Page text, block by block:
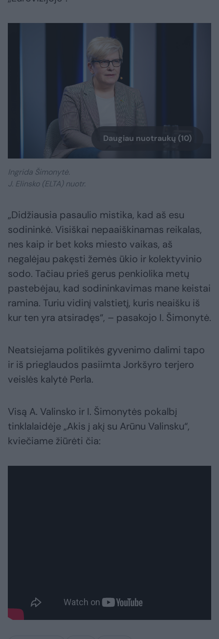
Daugiau nuotraukų (10)
Ingrida Šimonytė.
J. Elinsko (ELTA) nuotr.
„Didžiausia pasaulio mistika, kad aš esu
sodininkė. Visiškai nepaaiškinamas reikalas,
nes kaip ir bet koks miesto vaikas, aš
negalėjau pakęsti žemės ūkio ir kolektyvinio
sodo. Tačiau prieš gerus penkiolika metų
pastebėjau, kad sodininkavimas mane keistai
ramina. Turiu vidinį valstietį, kuris neaišku iš
kur ten yra atsiradęs“, – pasakojo I. Šimonytė.
Neatsiejama politikės gyvenimo dalimi tapo
ir iš prieglaudos pasiimta Jorkšyro terjero
veislės kalytė Perla.
Visą A. Valinsko ir I. Šimonytės pokalbį
tinklalaidėje „Akis į akį su Arūnu Valinsku“,
kviečiame žiūrėti čia: